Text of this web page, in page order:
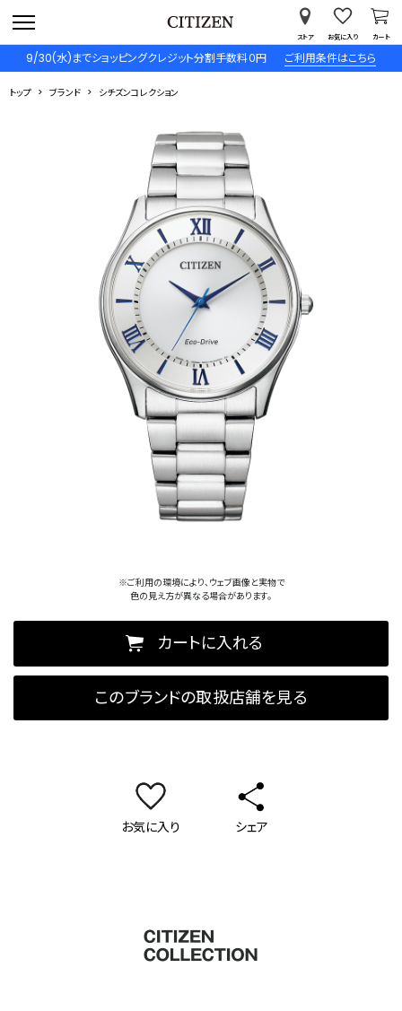
9/30(水)までショッピングクレジット分割手数料０円 ご利用条件はこちら
ストア お気に入り カート
トップ ブランド シチズンコレクション
※ご利用の環境により、ウェブ画像と実物で
色の見え方が異なる場合があります。
カートに入れる
このブランドの取扱店舗を見る
お気に入り シェア